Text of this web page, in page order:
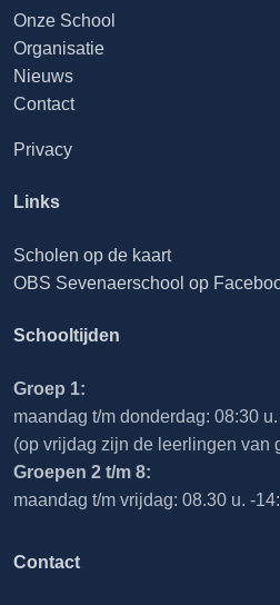
Onze School
Organisatie
Nieuws
Contact
Privacy
Links
Scholen op de kaart
OBS Sevenaerschool op
Schooltijden
Groep 1:
maandag t/m donderdag: 08:30
(op vrijdag zijn de leerlingen van
Groepen 2 t/m 8:
maandag t/m vrijdag: 08.30 u. -
Contact